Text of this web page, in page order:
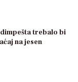
trebalo bi
na jesen